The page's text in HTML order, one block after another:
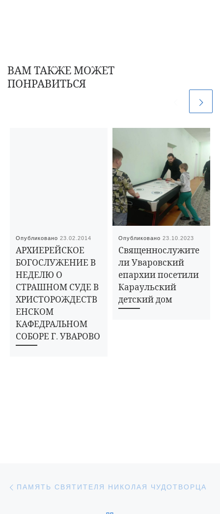
ВАМ ТАКЖЕ МОЖЕТ
ПОНРАВИТЬСЯ
Опубликовано23.02.2014
АРХИЕРЕЙСКОЕ
БОГОСЛУЖЕНИЕ В
НЕДЕЛЮ О
СТРАШНОМ СУДЕ В
ХРИСТОРОЖДЕСТВ
ЕНСКОМ
КАФЕДРАЛЬНОМ
СОБОРЕ Г. УВАРОВО
Опубликовано23.10.2023
Священнослужите
ли Уваровский
епархии посетили
Караульский
детский дом
Навигация по записям
ПАМЯТЬ СВЯТИТЕЛЯ НИКОЛАЯ ЧУДОТВОРЦА